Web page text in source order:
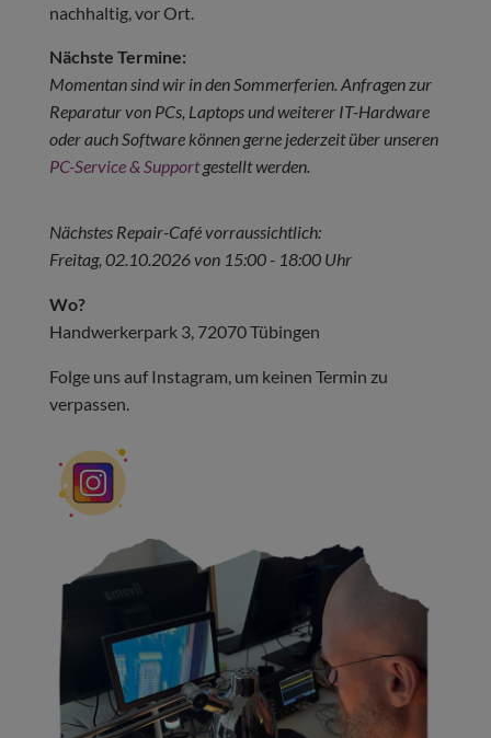
nachhaltig, vor Ort.
Nächste Termine:
Momentan sind wir in den Sommerferien. Anfragen zur
Reparatur von PCs, Laptops und weiterer IT-Hardware
oder auch Software können gerne jederzeit über unseren
PC-Service & Supportgestellt werden.
Nächstes Repair-Café vorraussichtlich:
Freitag, 02.10.2026 von 15:00 - 18:00 Uhr
Wo?
Handwerkerpark 3, 72070 Tübingen
Folge uns auf Instagram, um keinen Termin zu
verpassen.